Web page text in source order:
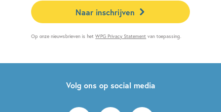
Naar inschrijven
Op onze nieuwsbrieven is hetWPG Privacy Statement van toepassing.
Volg ons op social media